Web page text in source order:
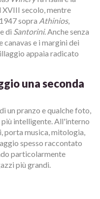
secolo, mentre
sopra Athinios,
di Santorini. Anche senza
canavas e i margini dei
appaia radicato
una seconda
un pranzo e qualche foto,
intelligente. All'interno
porta musica, mitologia,
spesso raccontato
particolarmente
più grandi.